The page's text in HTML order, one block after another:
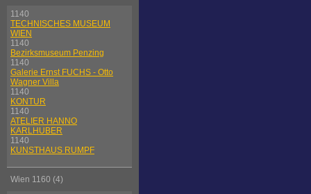
1140
TECHNISCHES MUSEUM
WIEN
1140
Bezirksmuseum Penzing
1140
Galerie Ernst FUCHS - Otto
Wagner Villa
1140
KONTUR
1140
ATELIER HANNO
KARLHUBER
1140
KUNSTHAUS RUMPF
Wien 1160 (4)